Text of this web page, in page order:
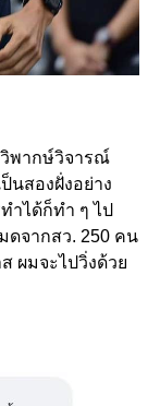
วิพากษ์วิจารณ์
นสองฝั่งอย่าง
ำได้ก็ทำ ๆ ไป
ดจากสว. 250 คน
ผมจะไปวิ่งด้วย